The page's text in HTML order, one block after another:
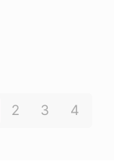
2 3 4